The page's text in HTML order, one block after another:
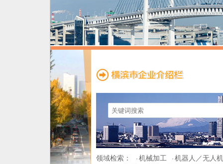
领域检索： · 机械加工 · 机器人／无人机